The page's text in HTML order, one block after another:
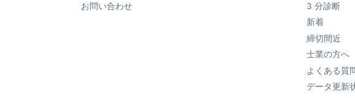
お問い合わせ
3 分診断
新着
締切間近
士業の方へ
よくある質
データ更新